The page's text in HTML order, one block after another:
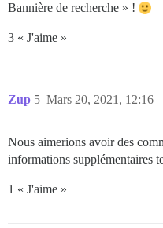
Bannière de recherche » !
3 « J'aime »
Zup Mars 20, 2021, 12:16
5
Nous aimerions avoir des
informations supplémentaires
1 « J'aime »